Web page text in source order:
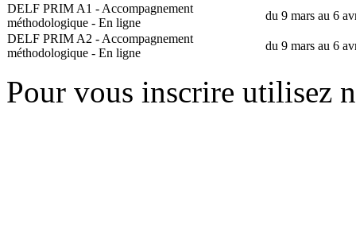
DELF PRIM A1 - Accompagnement
méthodologique - En ligne
du 9 mars au 6
DELF PRIM A2 - Accompagnement
méthodologique - En ligne
du 9 mars au 6
Pour vous inscrire utilisez